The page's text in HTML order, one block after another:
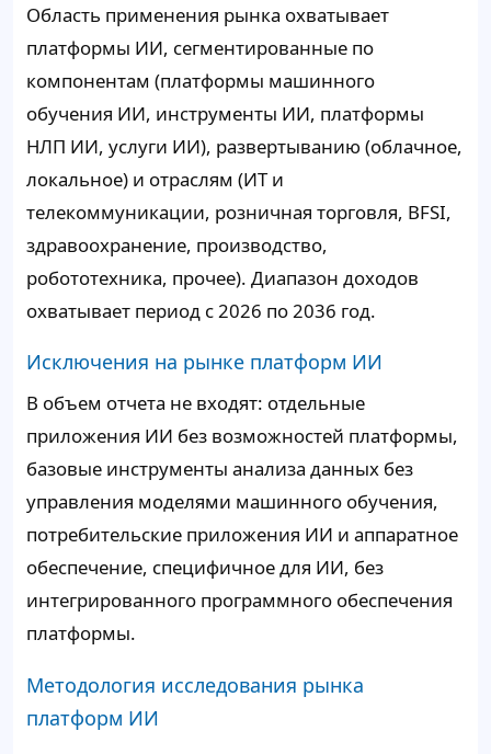
Область применения рынка охватывает
платформы ИИ, сегментированные по
компонентам (платформы машинного
обучения ИИ, инструменты ИИ, платформы
НЛП ИИ, услуги ИИ), развертыванию (облачное,
локальное) и отраслям (ИТ и
телекоммуникации, розничная торговля, BFSI,
здравоохранение, производство,
робототехника, прочее). Диапазон доходов
охватывает период с 2026 по 2036 год.
Исключения на рынке платформ ИИ
В объем отчета не входят: отдельные
приложения ИИ без возможностей платформы,
базовые инструменты анализа данных без
управления моделями машинного обучения,
потребительские приложения ИИ и аппаратное
обеспечение, специфичное для ИИ, без
интегрированного программного обеспечения
платформы.
Методология исследования рынка
платформ ИИ